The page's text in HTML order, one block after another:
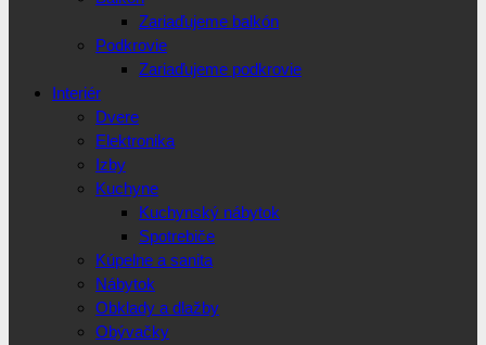
Zariaďujeme balkón
Podkrovie
Zariaďujeme podkrovie
Interiér
Dvere
Elektronika
Izby
Kuchyne
Kuchynský nábytok
Spotrebiče
Kúpelne a sanita
Nábytok
Obklady a dlažby
Obývačky